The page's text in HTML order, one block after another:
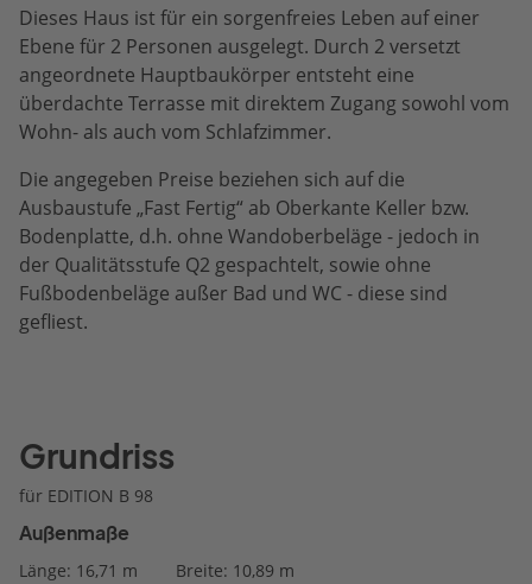
Dieses Haus ist für ein sorgenfreies Leben auf einer
Ebene für 2 Personen ausgelegt. Durch 2 versetzt
angeordnete Hauptbaukörper entsteht eine
überdachte Terrasse mit direktem Zugang sowohl vom
Wohn- als auch vom Schlafzimmer.
Die angegeben Preise beziehen sich auf die
Ausbaustufe „Fast Fertig“ ab Oberkante Keller bzw.
Bodenplatte, d.h. ohne Wandoberbeläge - jedoch in
der Qualitätsstufe Q2 gespachtelt, sowie ohne
Fußbodenbeläge außer Bad und WC - diese sind
gefliest.
Grundriss
für EDITION B 98
Außenmaße
Länge: 16,71 m Breite: 10,89 m